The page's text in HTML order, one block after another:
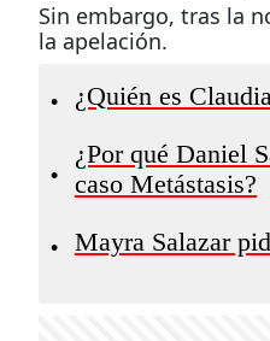
Sin embargo, tras la
la apelación.
• ¿Quién es
•
¿Por qué Daniel
caso Metástasis?
• Mayra Salazar